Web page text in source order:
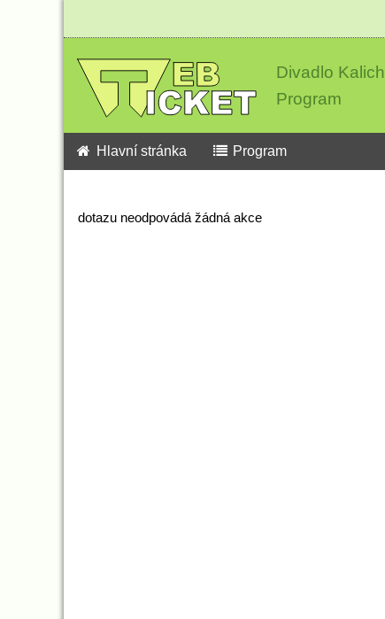
Divadlo Kalich
Program
Hlavní stránka Program
dotazu neodpovádá žádná akce